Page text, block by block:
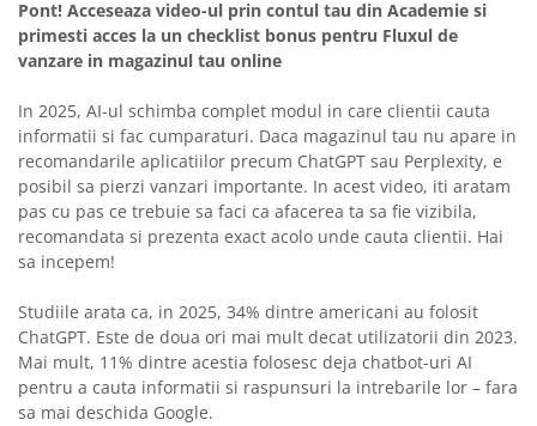
Pont! Acceseaza video-ul prin contul tau din Academie si
primesti acces la un checklist bonus pentru Fluxul de
vanzare in magazinul tau online
In 2025, AI-ul schimba complet modul in care clientii cauta
informatii si fac cumparaturi. Daca magazinul tau nu apare in
recomandarile aplicatiilor precum ChatGPT sau Perplexity, e
posibil sa pierzi vanzari importante. In acest video, iti aratam
pas cu pas ce trebuie sa faci ca afacerea ta sa fie vizibila,
recomandata si prezenta exact acolo unde cauta clientii. Hai
sa incepem!
Studiile arata ca, in 2025, 34% dintre americani au folosit
ChatGPT. Este de doua ori mai mult decat utilizatorii din 2023.
Mai mult, 11% dintre acestia folosesc deja chatbot-uri AI
pentru a cauta informatii si raspunsuri la intrebarile lor – fara
sa mai deschida Google.